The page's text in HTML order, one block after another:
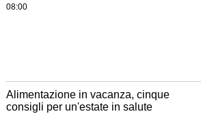
08:00
Alimentazione in vacanza, cinque
consigli per un'estate in salute